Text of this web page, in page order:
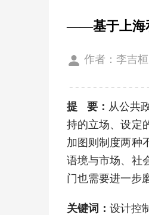
——基于上海
作者：李吉
提 要： 从公共
持的立场、设定
加图则制度两种
语境与市场、社
门也需要进一步
关键词：设计控